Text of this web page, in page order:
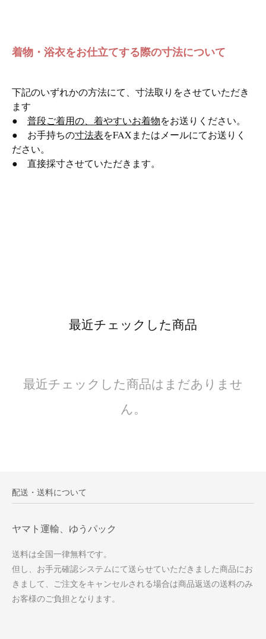
着物・浴衣をお仕立てする際の寸法について
下記のいずれかの方法にて、寸法取りをさせていただき
ます
● 普段ご着用の、着やすいお着物をお送りください。
● お手持ちの寸法表をFAXまたはメールにてお送りく
ださい。
● 直接採寸させていただきます。
最近チェックした商品
最近チェックした商品はまだありませ
ん。
配送・送料について
ヤマト運輸、ゆうパック
送料は全国一律無料です。
但し、お手元確認システムにて送らせていただきました商品にお
きまして、ご注文をキャンセルされる場合は商品返送の送料のみ
お客様のご負担となります。